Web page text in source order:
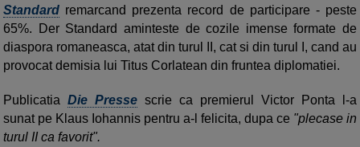
Standard remarcand prezenta record de participare - peste
65%. Der Standard aminteste de cozile imense formate de
diaspora romaneasca, atat din turul II, cat si din turul I, cand au
provocat demisia lui Titus Corlatean din fruntea diplomatiei.
Publicatia Die Presse scrie ca premierul Victor Ponta l-a
sunat pe Klaus Iohannis pentru a-l felicita, dupa ce "plecase in
turul II ca favorit".